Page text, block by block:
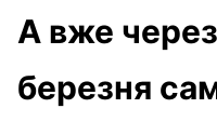
А вже
березня